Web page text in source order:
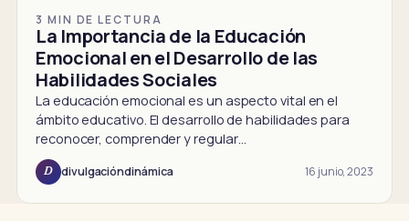
3 MIN DE LECTURA
La Importancia de la Educación
Emocional en el Desarrollo de las
Habilidades Sociales
La educación emocional es un aspecto vital en el
ámbito educativo. El desarrollo de habilidades para
reconocer, comprender y regular…
D divulgacióndinámica 16 junio, 2023